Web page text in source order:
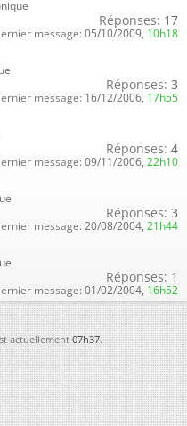
Réponses: 17
message: 05/10/2009, 10h18
Réponses: 3
message: 16/12/2006, 17h55
Réponses: 4
message: 09/11/2006, 22h10
Réponses: 3
message: 20/08/2004, 21h44
Réponses: 1
message: 01/02/2004, 16h52
actuellement07h37.